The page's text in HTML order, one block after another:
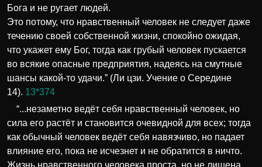
Бога и не ругает людей.
Это потому, что нравственный человек не следует даже
течению своей собственной жизни, спокойно ожидая,
что укажет ему Бог, тогда как грубый человек пускается
во всякие опасные предприятия, надеясь на смутные
шансы какой-то удачи.” (Ли цзи. Учение о Середине
14). 13*374
“...незаметно ведёт себя нравственный человек, но
сила его растёт и становится очевидной для всех; тогда
как обычный человек ведёт себя навязчиво, но падает
влияние его, пока не исчезнет и не обратится в ничто.
Жизнь нравственного человека проста, но не лишена